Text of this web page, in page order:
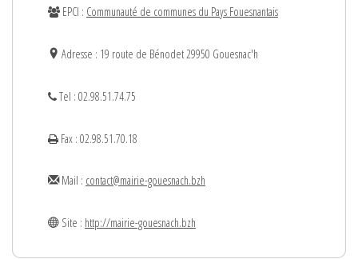
EPCI : Communauté de communes du Pays Fouesnantais
Adresse : 19 route de Bénodet 29950 Gouesnac'h
Tel : 02.98.51.74.75
Fax : 02.98.51.70.18
Mail : contact@mairie-gouesnach.bzh
Site : http://mairie-gouesnach.bzh